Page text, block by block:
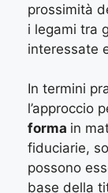
prossimità
i legami tra
interessate
In termini
l’approccio
forma in
fiduciarie,
possono
base della